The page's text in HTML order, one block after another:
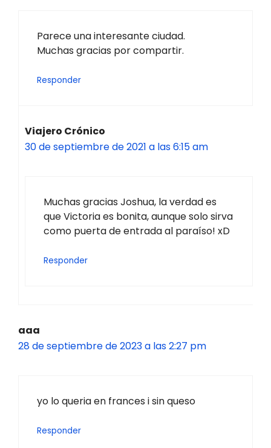
Parece una interesante ciudad.
Muchas gracias por compartir.
Responder
Viajero Crónico
30 de septiembre de 2021 a las 6:15 am
Muchas gracias Joshua, la verdad es
que Victoria es bonita, aunque solo sirva
como puerta de entrada al paraíso! xD
Responder
aaa
28 de septiembre de 2023 a las 2:27 pm
yo lo queria en frances i sin queso
Responder